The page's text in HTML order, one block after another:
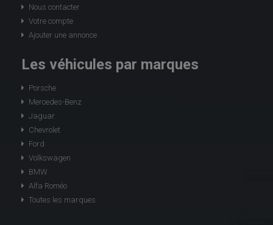
Nous contacter
Votre compte
Ajouter une annonce
Les véhicules par marques
Porsche
Mercedes-Benz
Jaguar
Chevrolet
Ford
Volkswagen
BMW
Alfa Roméo
Toutes les marques